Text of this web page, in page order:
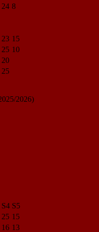
24 8
23 15
25 10
20
25
2026)
S4 S5
25 15
16 13